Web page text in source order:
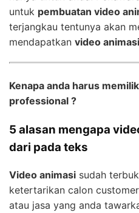
untuk pembuatan video
terjangkau tentunya akan
mendapatkan video animasi
Kenapa anda harus
professional ?
5 alasan mengapa
dari pada teks
Video animasi sudah
ketertarikan calon
atau jasa yang anda